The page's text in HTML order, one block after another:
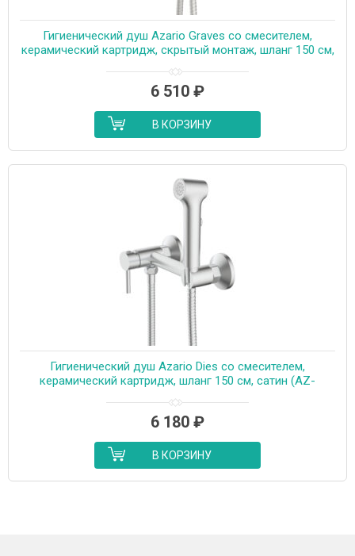
Гигиенический душ Azario Graves со смесителем,
керамический картридж, скрытый монтаж, шланг 150 см,
6 510 ₽
В КОРЗИНУ
Гигиенический душ Azario Dies со смесителем,
керамический картридж, шланг 150 см, сатин (AZ-
6 180 ₽
В КОРЗИНУ